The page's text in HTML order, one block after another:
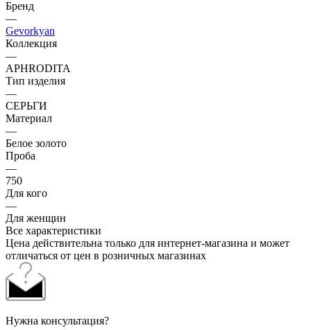
Бренд
—
Gevorkyan
Коллекция
—
APHRODITA
Тип изделия
—
СЕРЬГИ
Материал
—
Белое золото
Проба
—
750
Для кого
—
Для женщин
Все характеристики
Цена действительна только для интернет-магазина и может
отличаться от цен в розничных магазинах
Нужна консультация?